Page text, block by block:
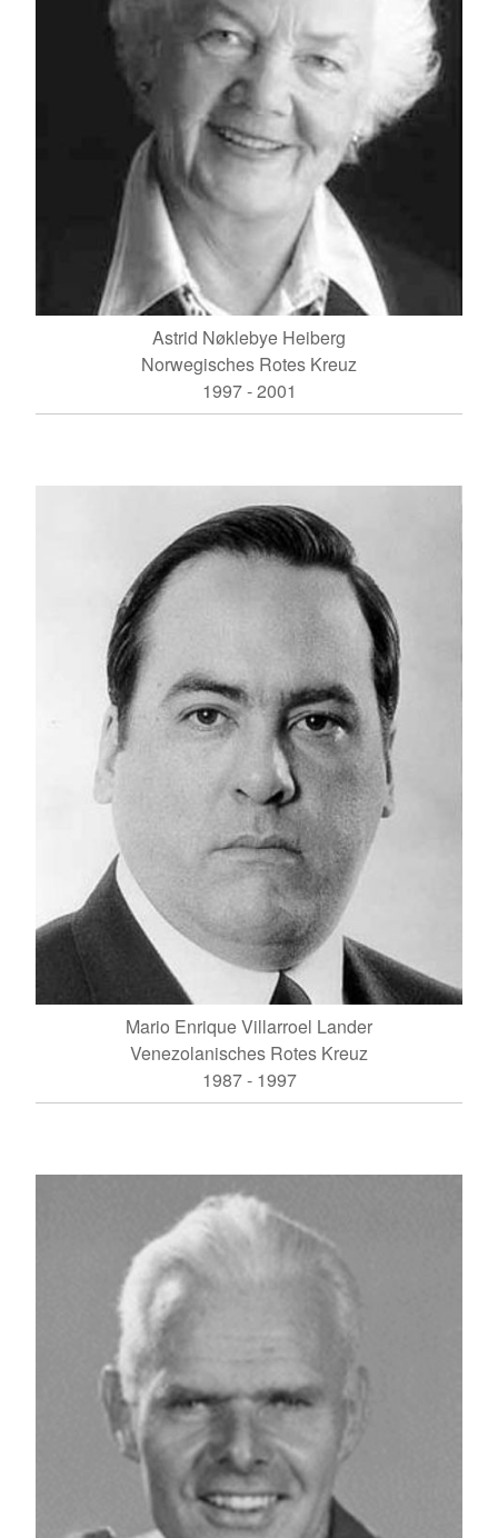
Astrid Nøklebye Heiberg
Norwegisches Rotes Kreuz
1997 - 2001
Mario Enrique Villarroel Lander
Venezolanisches Rotes Kreuz
1987 - 1997